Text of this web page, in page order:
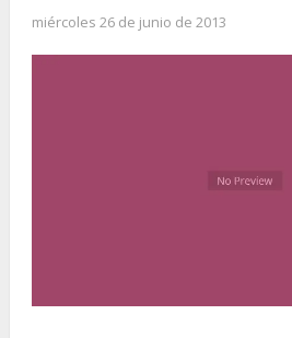
miércoles 26 de junio de 2013